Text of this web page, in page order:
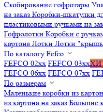
Скобирование гофротары
на заказ Коробки-шкатулки
пластиковыми ручками на
Гофролотки Коробки с
картона Лотки Лотки
По каталогу Fefco
FEFCO 02xx FEFCO 03xx
FEFCO 06xx FEFCO 07xx
По размерам
Маленькие коробки из
из картона на заказ Большие